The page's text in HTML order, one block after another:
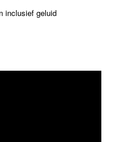
inclusief geluid